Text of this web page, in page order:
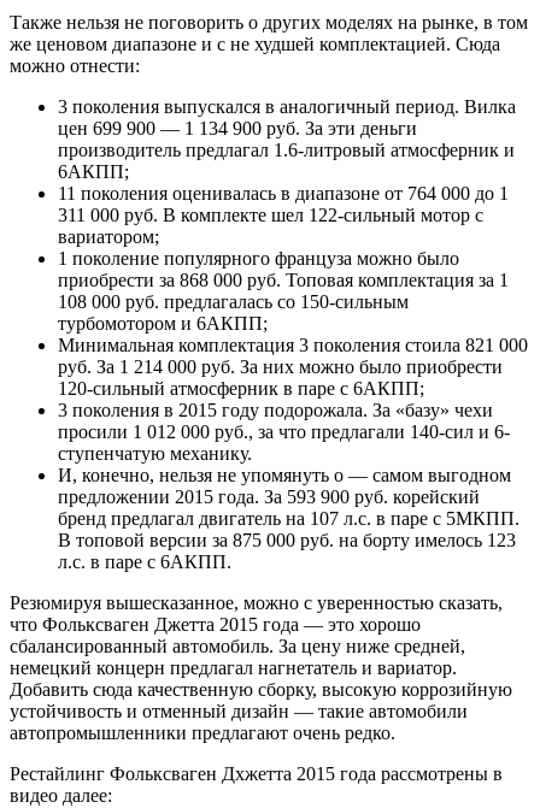
Также нельзя не поговорить о других моделях на рынке, в том
же ценовом диапазоне и с не худшей комплектацией. Сюда
можно отнести:
3 поколения выпускался в аналогичный период. Вилка
цен 699 900 — 1 134 900 руб. За эти деньги
производитель предлагал 1.6-литровый атмосферник и
6АКПП;
11 поколения оценивалась в диапазоне от 764 000 до 1
311 000 руб. В комплекте шел 122-сильный мотор с
вариатором;
1 поколение популярного француза можно было
приобрести за 868 000 руб. Топовая комплектация за 1
108 000 руб. предлагалась со 150-сильным
турбомотором и 6АКПП;
Минимальная комплектация 3 поколения стоила 821 000
руб. За 1 214 000 руб. За них можно было приобрести
120-сильный атмосферник в паре с 6АКПП;
3 поколения в 2015 году подорожала. За «базу» чехи
просили 1 012 000 руб., за что предлагали 140-сил и 6-
ступенчатую механику.
И, конечно, нельзя не упомянуть о — самом выгодном
предложении 2015 года. За 593 900 руб. корейский
бренд предлагал двигатель на 107 л.с. в паре с 5МКПП.
В топовой версии за 875 000 руб. на борту имелось 123
л.с. в паре с 6АКПП.
Резюмируя вышесказанное, можно с уверенностью сказать,
что Фольксваген Джетта 2015 года — это хорошо
сбалансированный автомобиль. За цену ниже средней,
немецкий концерн предлагал нагнетатель и вариатор.
Добавить сюда качественную сборку, высокую коррозийную
устойчивость и отменный дизайн — такие автомобили
автопромышленники предлагают очень редко.
Рестайлинг Фольксваген Дхжетта 2015 года рассмотрены в
видео далее: